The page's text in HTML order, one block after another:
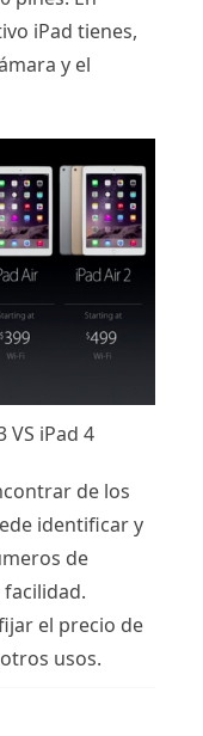
iPad tienes,
y el
VS iPad 4
de los
identificar y
de
el precio de
usos.